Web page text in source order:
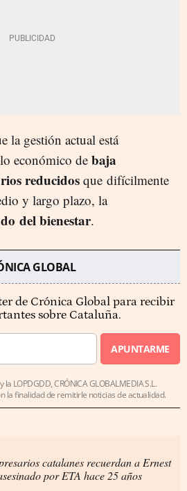
la gestión actual está
económico de baja
reducidos que difícilmente
y largo plazo, la
del bienestar.
GLOBAL
de Crónica Global para recibir
sobre Cataluña.
APUNTARME
LOPDGDD, CRÓNICA GLOBALMEDIA S.L.
la finalidad de remitirle noticias de actualidad.
catalanes recuerdan a Ernest
por ETA hace 25 años